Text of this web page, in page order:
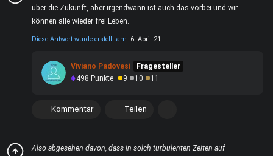
über die Zukunft, aber irgendwann ist auch das vorbei und wir
können alle wieder frei Leben.
Diese Antwort wurde erstellt am: 6. April 21
Viviano Padovesi
Fragesteller
498 Punkte 9 10 11
Kommentar Teilen
Also abgesehen davon, dass in solch turbulenten Zeiten auf